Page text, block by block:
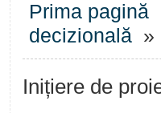
Prima pagină
decizională »
Inițiere de